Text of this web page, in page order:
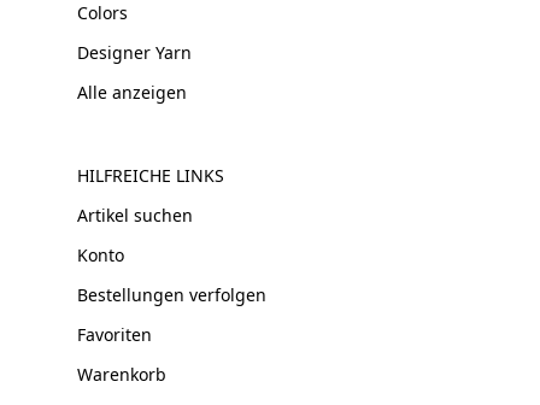
Colors
Designer Yarn
Alle anzeigen
HILFREICHE LINKS
Artikel suchen
Konto
Bestellungen verfolgen
Favoriten
Warenkorb